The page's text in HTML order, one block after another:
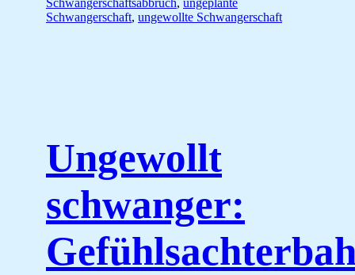
träumen
Schwangerschaft, ungewollte Schwangerschaft
Ungewollt
schwanger: